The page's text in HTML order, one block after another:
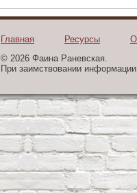
Главная Ресурсы
© 2026 Фаина Раневская.
При заимствовании